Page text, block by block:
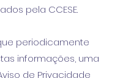
pela CCESE.
periodicamente
informações, uma
de Privacidade